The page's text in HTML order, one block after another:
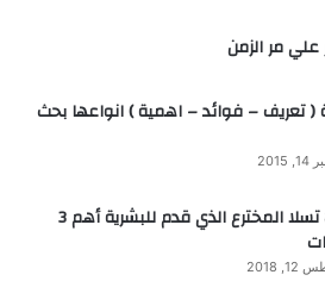
مر الزمن
( تعريف – فوائد – اهمية ) انواعها بحث
نيكولا تسلا المخترع الذي قدم للبشرية أهم 3
2018